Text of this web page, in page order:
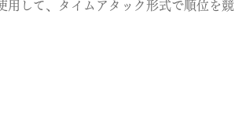
用して、タイムアタック形式で順位を競